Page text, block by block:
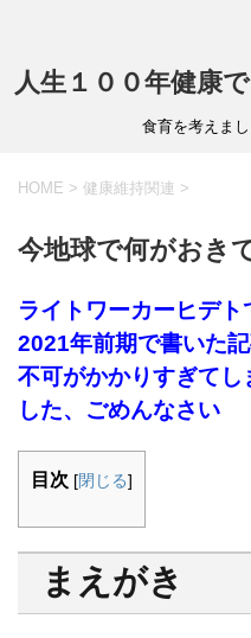
人生１００年健康
食育を考えま
HOME > 健康維持関連 >
今地球で何がおき
ライトワーカーヒデ
2021年前期で書いた
不可がかかりすぎてし
した、ごめんなさい
目次 [閉じる]
まえがき